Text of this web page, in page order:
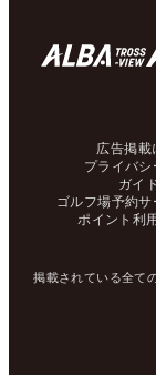
広告掲載
プライバシ
ガイ
ゴルフ場予約
ポイント利
掲載されている全て